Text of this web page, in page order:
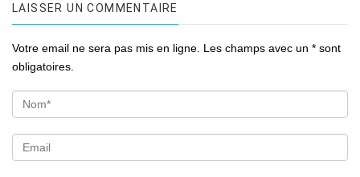
LAISSER UN COMMENTAIRE
Votre email ne sera pas mis en ligne. Les champs avec un * sont
obligatoires.